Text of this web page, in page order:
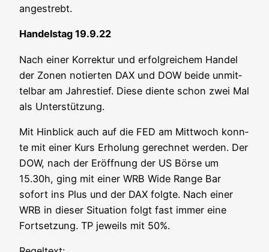
angestrebt.
Han­dels­tag 19.9.22
Nach einer Kor­rek­tur und erfolg­rei­chem Han­del
der Zonen notier­ten DAX und DOW bei­de unmit­
tel­bar am Jah­res­tief. Die­se dien­te schon zwei Mal
als Unterstützung.
Mit Hin­blick auch auf die FED am Mitt­woch konn­
te mit einer Kurs Erho­lung gerech­net wer­den. Der
DOW, nach der Eröff­nung der US Bör­se um
15.30h, ging mit einer WRB Wide Ran­ge Bar
sofort ins Plus und der DAX folg­te. Nach einer
WRB in die­ser Situa­ti­on folgt fast immer eine
Fort­set­zung. TP jeweils mit 50%.